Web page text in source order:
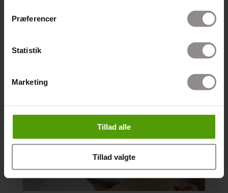
Præferencer
Statistik
Marketing
Tillad alle
Tillad valgte
+ Lungefunktion
Hjerte- lunge -undersøgelse
Tjek på dit hjerte og lungefunktionmed, samt en vurdering af
Samtale
Læs mere…